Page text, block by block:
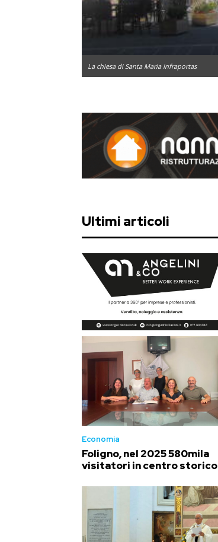
La chiesa di Santa Maria Infraportas
Ultimi articoli
Economia
Foligno, nel 2025 580mila
visitatori in centro storico